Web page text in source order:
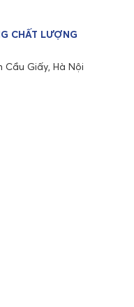
CHẤT LƯỢNG
Giấy, Hà Nội